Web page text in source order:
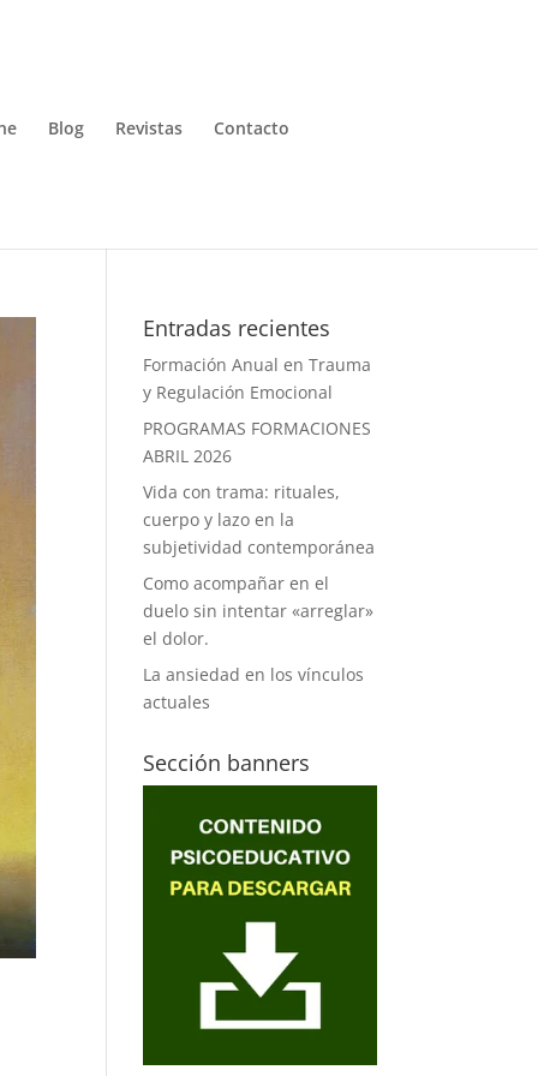
Blog Revistas Contacto
Entradas recientes
Formación Anual en Trauma
y Regulación Emocional
PROGRAMAS FORMACIONES
ABRIL 2026
Vida con trama: rituales,
cuerpo y lazo en la
subjetividad contemporánea
Como acompañar en el
duelo sin intentar «arreglar»
el dolor.
La ansiedad en los vínculos
actuales
Sección banners